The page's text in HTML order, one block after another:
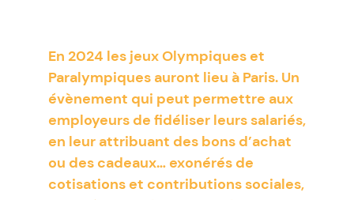
En 2024 les jeux Olympiques et
Paralympiques auront lieu à Paris. Un
évènement qui peut permettre aux
employeurs de fidéliser leurs salariés,
en leur attribuant des bons d’achat
ou des cadeaux… exonérés de
cotisations et contributions sociales,